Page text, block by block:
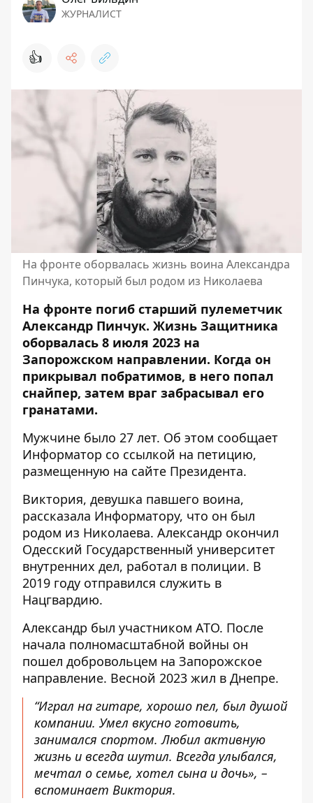
ЖУРНАЛИСТ
👍
На фронте оборвалась жизнь воина Александра
Пинчука, который был родом из Николаева
На фронте погиб старший пулеметчик
Александр Пинчук. Жизнь Защитника
оборвалась 8 июля 2023 на
Запорожском направлении. Когда он
прикрывал побратимов, в него попал
снайпер, затем враг забрасывал его
гранатами.
Мужчине было 27 лет. Об этом сообщает
Информатор со ссылкой на петицию,
размещенную на сайте Президента.
Виктория, девушка павшего воина,
рассказала Информатору, что он был
родом из Николаева. Александр окончил
Одесский Государственный университет
внутренних дел, работал в полиции. В
2019 году отправился служить в
Нацгвардию.
Александр был участником АТО. После
начала полномасштабной войны он
пошел добровольцем на Запорожское
направление. Весной 2023 жил в Днепре.
“Играл на гитаре, хорошо пел, был душой
компании. Умел вкусно готовить,
занимался спортом. Любил активную
жизнь и всегда шутил. Всегда улыбался,
мечтал о семье, хотел сына и дочь», –
вспоминает Виктория.